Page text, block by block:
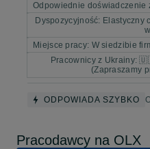
Odpowiednie doświadczenie
Dyspozycyjność: Elastyczny
Miejsce pracy: W siedzibie
Pracownicy z Ukrainy:
(Zapraszamy
ODPOWIADA SZYBKO
Pracodawcy na OLX